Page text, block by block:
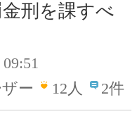
刑を課すべ
ー
12人 2件